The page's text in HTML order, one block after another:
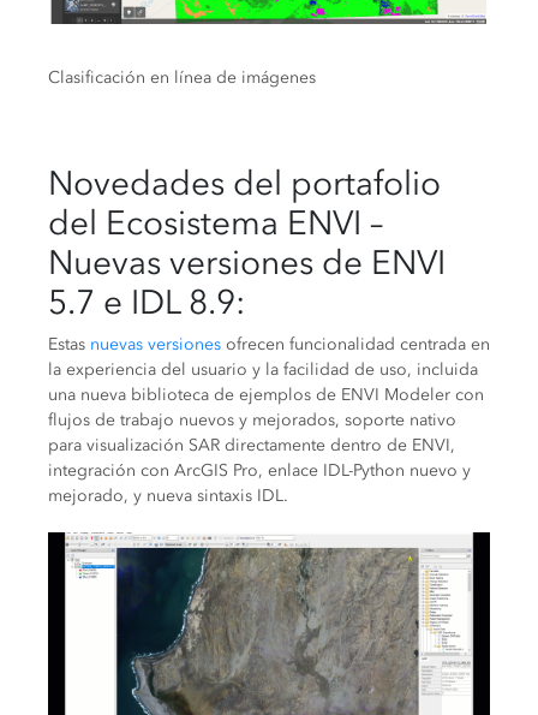
Clasificación en línea de imágenes
Novedades del portafolio
del Ecosistema ENVI –
Nuevas versiones de ENVI
5.7 e IDL 8.9:
Estas nuevas versiones ofrecen funcionalidad centrada en
la experiencia del usuario y la facilidad de uso, incluida
una nueva biblioteca de ejemplos de ENVI Modeler con
flujos de trabajo nuevos y mejorados, soporte nativo
para visualización SAR directamente dentro de ENVI,
integración con ArcGIS Pro, enlace IDL-Python nuevo y
mejorado, y nueva sintaxis IDL.